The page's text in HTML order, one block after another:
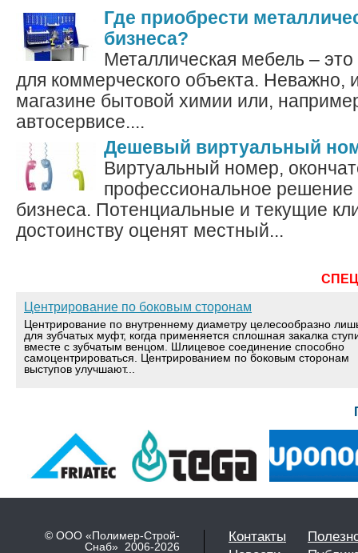
Где приобрести
бизнеса?
Металлическая мебель –
для коммерческого объекта. Неважно,
магазине бытовой химии или,
автосервисе....
Дешевый виртуальный
Виртуальный номер,
профессиональное решение
бизнеса. Потенциальные и текущие
достоинству оценят местный...
Центрирование по боковым сторонам
Центрирование по внутреннему диаметру целесообразно
для зубчатых муфт, когда применяется сплошная закалка
вместе с зубчатым венцом. Шлицевое соединение способно
самоцентрироваться. Центрированием по боковым сторонам
выступов улучшают...
© ООО «Полимер-Строй-
Снаб» 2006-2026
Контакты